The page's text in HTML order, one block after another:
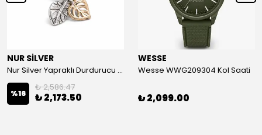
NUR SİLVER
Nur Silver Yapraklı Durdurucu Gümüş Charm - NUR-CM00501
%16
₺ 2,586.47
₺ 2,173.50
WESSE
Wesse WWG209304 Kol Saati
₺ 2,099.00